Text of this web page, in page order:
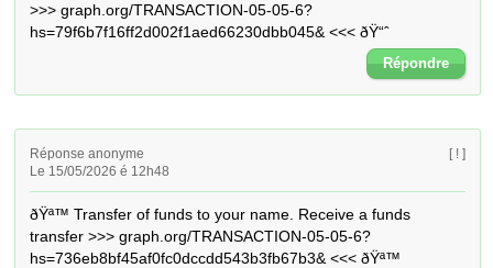
>>> graph.org/TRANSACTION-05-05-6?
hs=79f6b7f16ff2d002f1aed66230dbb045& <<< ðŸ“ˆ
Répondre
Réponse anonyme
Le 15/05/2026 é 12h48
[ ! ]
ðŸª™ Transfer of funds to your name. Receive a funds
transfer >>> graph.org/TRANSACTION-05-05-6?
hs=736eb8bf45af0fc0dccdd543b3fb67b3& <<< ðŸª™